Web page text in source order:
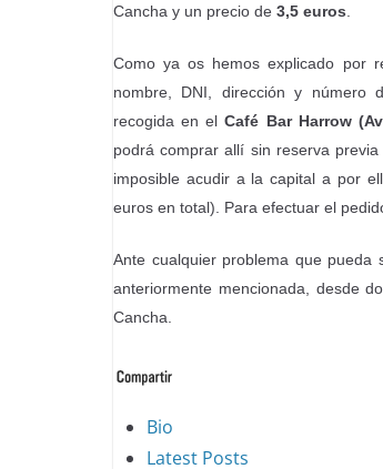
Cancha y un precio de 3,5 euros
Como ya os hemos explicado por
nombre, DNI, dirección y número
recogida en elCafé Bar Harrow
podrá comprar allí sin reserva
imposible acudir a la capital a por
euros en total). Para efectuar el
Ante cualquier problema que
anteriormente mencionada, desde
Cancha.
The
following
Bio
Latest Posts